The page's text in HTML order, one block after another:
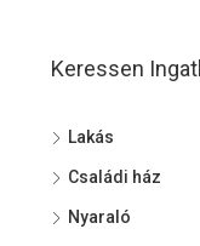
Keressen
Lakás
Családi ház
Nyaraló